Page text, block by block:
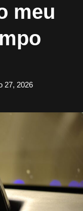
meu
27, 2026